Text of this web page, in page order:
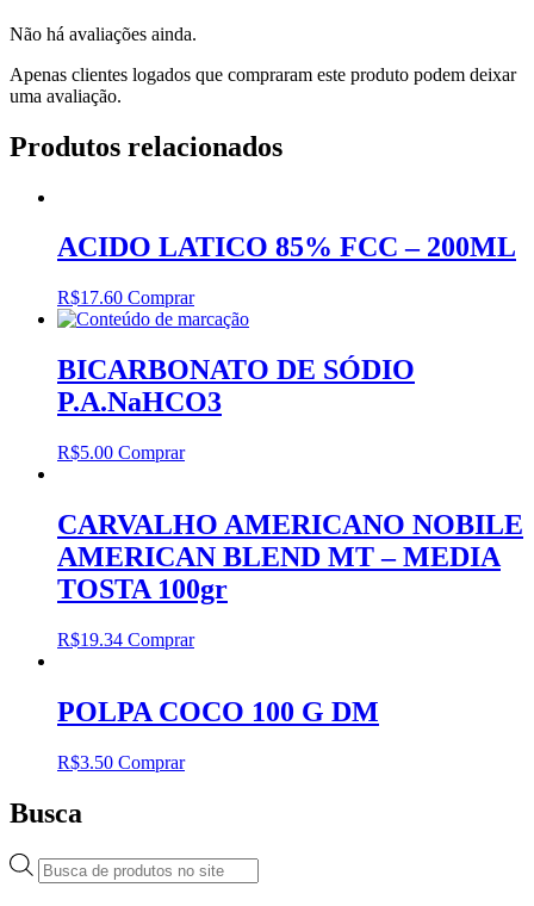
Não há avaliações ainda.
Apenas clientes logados que compraram este produto podem deixar
uma avaliação.
Produtos relacionados
ACIDO LATICO 85% FCC – 200ML
R$17.60 Comprar
BICARBONATO DE SÓDIO
P.A.NaHCO3
R$5.00 Comprar
CARVALHO AMERICANO NOBILE
AMERICAN BLEND MT – MEDIA
TOSTA 100gr
R$19.34 Comprar
POLPA COCO 100 G DM
R$3.50 Comprar
Busca
Pesquisar
produtos